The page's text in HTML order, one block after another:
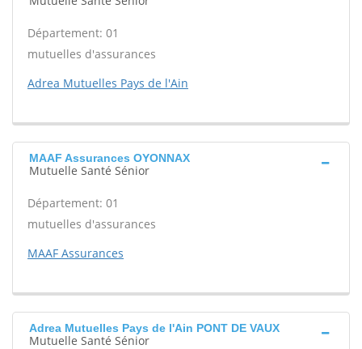
Département: 01
mutuelles d'assurances
Adrea Mutuelles Pays de l'Ain
MAAF Assurances OYONNAX
Mutuelle Santé Sénior
Département: 01
mutuelles d'assurances
MAAF Assurances
Adrea Mutuelles Pays de l'Ain PONT DE VAUX
Mutuelle Santé Sénior